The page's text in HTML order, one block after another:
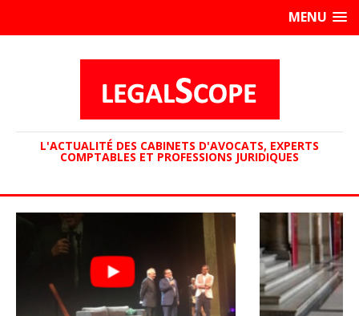
MENU
L'ACTUALITÉ DES CABINETS D'AVOCATS, EXPERTS
COMPTABLES ET PROFESSIONS JURIDIQUES